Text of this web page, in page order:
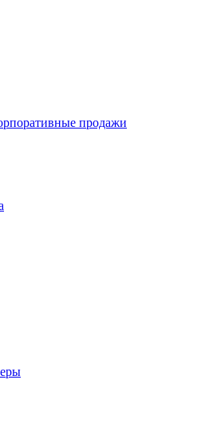
продажи